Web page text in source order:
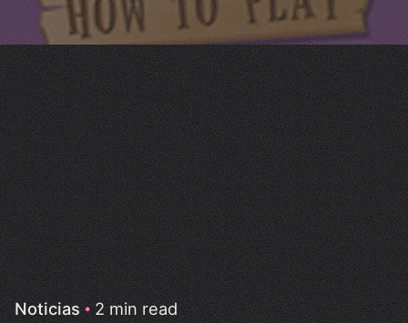
Noticias 2 min read